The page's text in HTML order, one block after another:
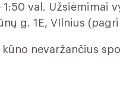
val. Užsiėmimai
g. 1E, VIlnius
nevaržančius